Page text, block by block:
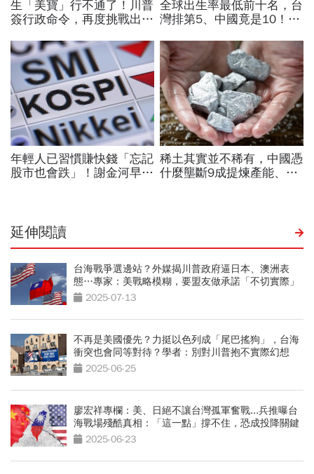
延伸閱讀
台海戰爭選邊站？外媒揭川普政府逼日本、澳洲表
態…專家：美戰略模糊，要盟友做承諾「不切實際」
2025-07-13
不再是美國優先？力挺以色列成「尾巴搖狗」，台海
衝突也會同等對待？學者：別對川普抱不實際幻想
2025-06-25
廖宏祥專欄：美、日絕不讓台灣孤軍奮戰...兵推曝台
海戰場殘酷真相：「這一點」撐不住，恐成投降關鍵
2025-06-23